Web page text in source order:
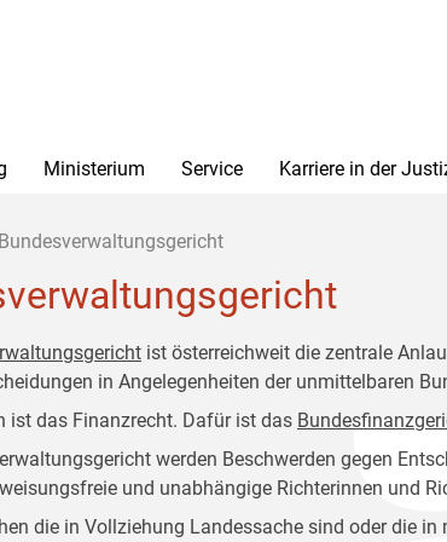
Ministerium Service Karriere in der
Bundesverwaltungsgericht
ist österreichweit die zentrale
in Angelegenheiten der unmittelbaren
ist das Finanzrecht. Dafür ist das
werden Beschwerden gegen
und unabhängige Richterinnen und
die in Vollziehung Landessache sind oder die